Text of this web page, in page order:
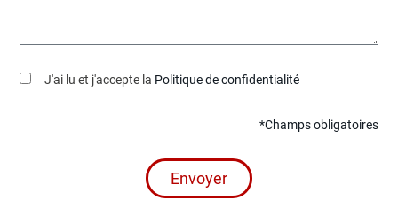
J'ai lu et j'accepte la Politique de confidentialité
*Champs obligatoires
Envoyer